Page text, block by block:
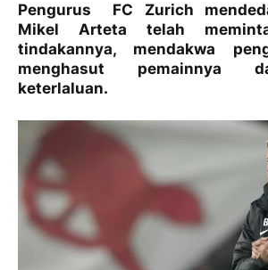
Pengurus FC Zurich
Mikel Arteta telah
tindakannya, mendakwa
menghasut pemainnya
keterlaluan.